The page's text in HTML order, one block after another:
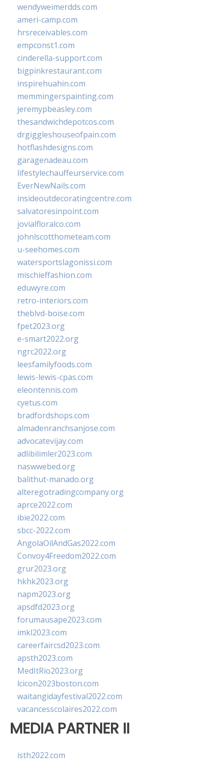
wendyweimerdds.com
ameri-camp.com
hrsreceivables.com
empconst1.com
cinderella-support.com
bigpinkrestaurant.com
inspirehuahin.com
memmingerspainting.com
jeremypbeasley.com
thesandwichdepotcos.com
drgiggleshouseofpain.com
hotflashdesigns.com
garagenadeau.com
lifestylechauffeurservice.com
EverNewNails.com
insideoutdecoratingcentre.com
salvatoresinpoint.com
jovialfloralco.com
johnlscotthometeam.com
u-seehomes.com
watersportslagonissi.com
mischieffashion.com
eduwyre.com
retro-interiors.com
theblvd-boise.com
fpet2023.org
e-smart2022.org
ngrc2022.org
leesfamilyfoods.com
lewis-lewis-cpas.com
eleontennis.com
cyetus.com
bradfordshops.com
almadenranchsanjose.com
advocatevijay.com
adlibilimler2023.com
naswwebed.org
balithut-manado.org
alteregotradingcompany.org
aprce2022.com
ibie2022.com
sbcc-2022.com
AngolaOilAndGas2022.com
Convoy4Freedom2022.com
grur2023.org
hkhk2023.org
napm2023.org
apsdfd2023.org
forumausape2023.com
imkl2023.com
careerfaircsd2023.com
apsth2023.com
MedItRio2023.org
lcicon2023boston.com
waitangidayfestival2022.com
vacancesscolaires2022.com
MEDIA PARTNER II
isth2022.com